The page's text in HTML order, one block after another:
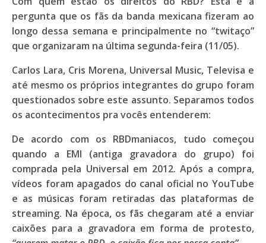
pergunta que os fãs da banda mexicana fizeram ao
longo dessa semana e principalmente no “twitaço”
que organizaram na última segunda-feira (11/05).
Carlos Lara, Cris Morena, Universal Music, Televisa e
até mesmo os próprios integrantes do grupo foram
questionados sobre este assunto. Separamos todos
os acontecimentos pra vocês entenderem:
De acordo com os RBDmaniacos, tudo começou
quando a EMI (antiga gravadora do grupo) foi
comprada pela Universal em 2012. Após a compra,
vídeos foram apagados do canal oficial no YouTube
e as músicas foram retiradas das plataformas de
streaming. Na época, os fãs chegaram até a enviar
caixões para a gravadora em forma de protesto,